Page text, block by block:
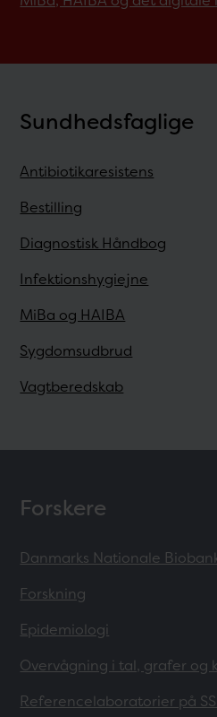
Sundhedsfaglige
Antibiotikaresistens
Bestilling
Diagnostisk Håndbog
Infektionshygiejne
MiBa og HAIBA
Sygdomsudbrud
Vagtberedskab
Forskere
Danmarks Nationale
Forskning
Epidemiologi
Overvågning i tal, grafer og
Referencelaboratorier på